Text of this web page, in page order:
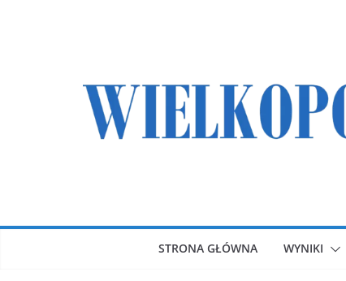
STRONA GŁÓWNA WYNIKI